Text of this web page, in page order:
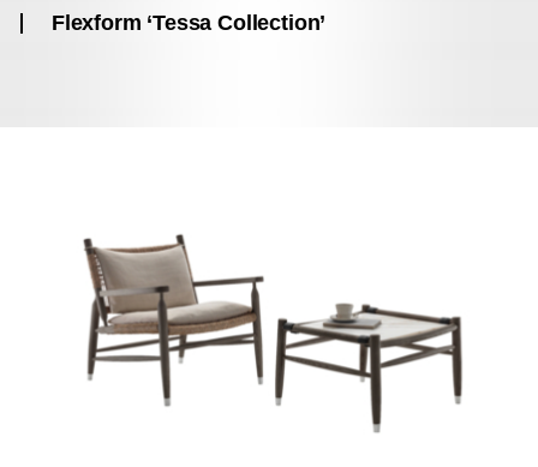
Flexform ‘Tessa Collection’